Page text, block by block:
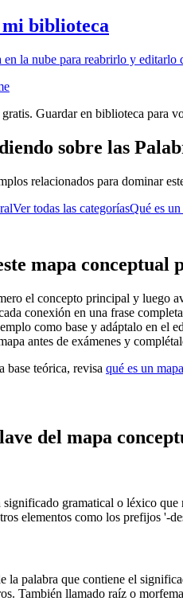
biblioteca
en la nube para reabrirlo y editarlo
Guardar en biblioteca para
sobre las
relacionados para dominar
Ver todas las categoríasQué es
mapa conceptual
el concepto principal y luego
conexión en una frase
como base y adáptalo en el
antes de exámenes y
base teórica, revisa qué es un
del mapa
gramatical o léxico que
elementos como los prefijos '-
la palabra que contiene el
También llamado raíz o